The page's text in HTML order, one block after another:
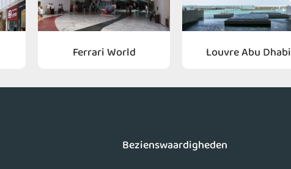
Ferrari World Louvre Abu Dhabi
Bezienswaardigheden